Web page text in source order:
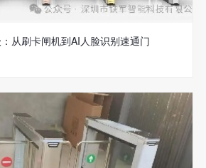
从刷卡闸机到AI人脸识别速通门